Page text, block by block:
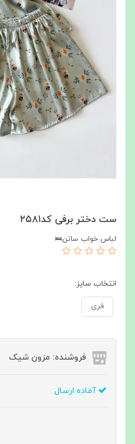
ست دختر برفی کد۲۵۸۱
لباس خواب ساتن🛌
انتخاب سایز:
فری
فروشنده: مزون شیک
آماده ارسال